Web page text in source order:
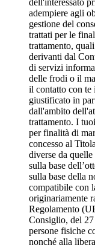
dell'interessato
adempiere agli
gestione del
trattati per le
trattamento,
derivanti dal
di servizi
delle frodi o il
il contatto con te
giustificato in
dall'ambito
trattamento. I
per finalità di
concesso al
diverse da
sulla base
sulla base della
compatibile con
originariamente
Regolamento
Consiglio, del
persone fisiche
nonché alla